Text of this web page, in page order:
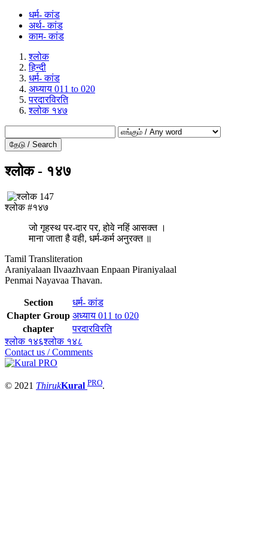
धर्म- कांड
अर्थ- कांड
काम- कांड
श्लोक
हिन्दी
धर्म- कांड
अध्याय 011 to 020
परदारविरति
श्लोक १४७
தேடு / Search
श्लोक - १४७
श्लोक #१४७
जो गृहस्थ पर-दार पर, होवे नहिं आसक्त ।
माना जाता है वही, धर्म-कर्म अनुरक्त ॥
Tamil Transliteration
Araniyalaan Ilvaazhvaan Enpaan Piraniyalaal
Penmai Nayavaa Thavan.
Section
धर्म- कांड
Chapter Group अध्याय 011 to 020
chapter
परदारविरति
श्लोक १४६श्लोक १४८
Contact us / Comments
© 2021 ThirukKural PRO.